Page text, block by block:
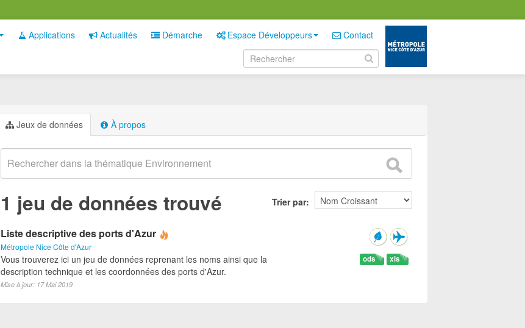
Applications Actualités Démarche Espace Développeurs Contact
Jeux de données À propos
Trier par
1 jeu de données trouvé
Liste descriptive des ports d'Azur
Métropole Nice Côte d'Azur
xls
ods
Vous trouverez ici un jeu de données reprenant les noms ainsi que la
description technique et les coordonnées des ports d'Azur.
Mise à jour: 17 Mai 2019